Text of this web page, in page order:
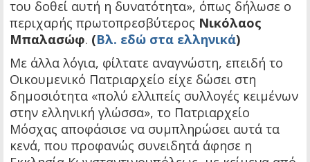
του δοθεί αυτή η δυνατότητα», όπως δήλωσε ο
περιχαρής πρωτοπρεσβύτερος Νικόλαος
Μπαλασώφ. (Βλ. εδώ στα ελληνικά)
Με άλλα λόγια, φίλτατε αναγνώστη, επειδή το
Οικουμενικό Πατριαρχείο είχε δώσει στη
δημοσιότητα «πολύ ελλιπείς συλλογές κειμένων
στην ελληνική γλώσσα», το Πατριαρχείο
Μόσχας αποφάσισε να συμπληρώσει αυτά τα
κενά, που προφανώς συνειδητά άφησε η